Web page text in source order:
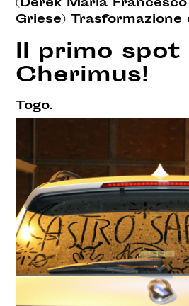
(Derek Maria
Griese)
Il primo spot
Cherimus!
Togo.